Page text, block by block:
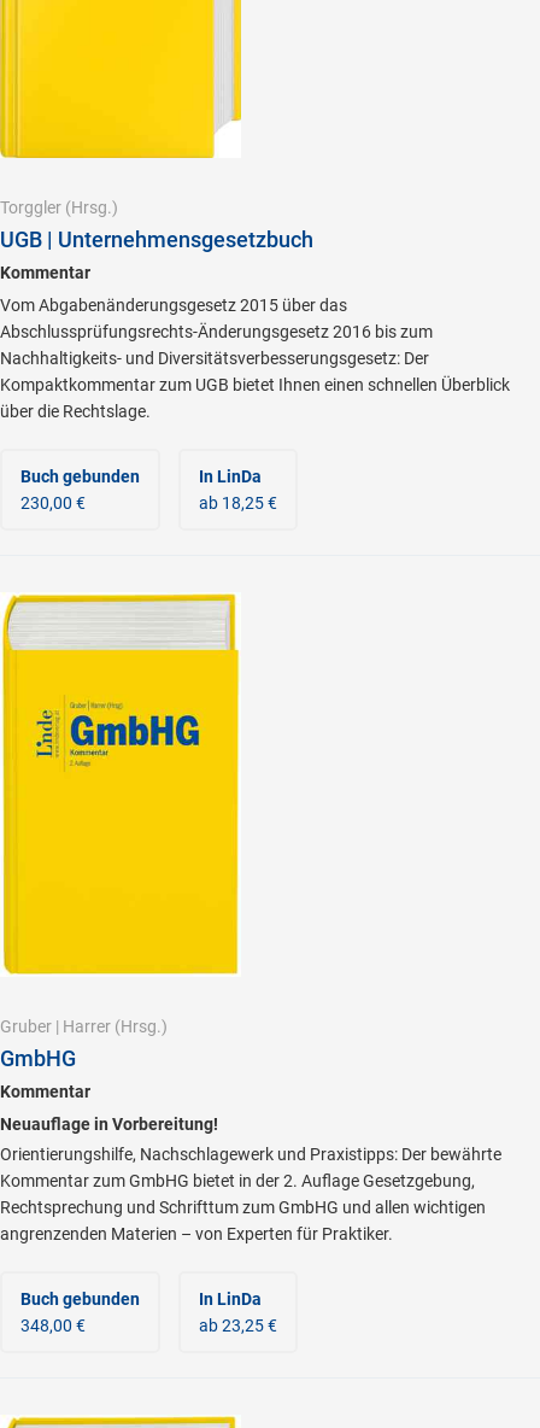
Torggler (Hrsg.)
UGB | Unternehmensgesetzbuch
Kommentar
Vom Abgabenänderungsgesetz 2015 über das
Abschlussprüfungsrechts-Änderungsgesetz 2016 bis zum
Nachhaltigkeits- und Diversitätsverbesserungsgesetz: Der
Kompaktkommentar zum UGB bietet Ihnen einen schnellen Überblick
über die Rechtslage.
Buch gebunden
230,00 €
In LinDa
ab 18,25 €
Gruber | Harrer (Hrsg.)
GmbHG
Kommentar
Neuauflage in Vorbereitung!
Orientierungshilfe, Nachschlagewerk und Praxistipps: Der bewährte
Kommentar zum GmbHG bietet in der 2. Auflage Gesetzgebung,
Rechtsprechung und Schrifttum zum GmbHG und allen wichtigen
angrenzenden Materien – von Experten für Praktiker.
Buch gebunden
348,00 €
In LinDa
ab 23,25 €